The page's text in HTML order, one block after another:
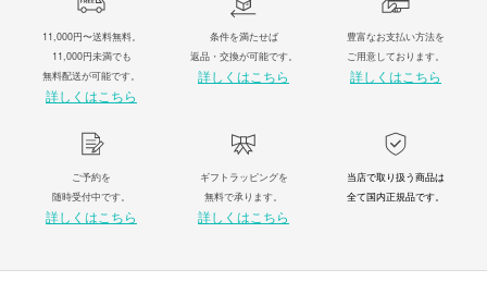
11,000円〜送料無料。
11,000円未満でも
無料配送が可能です。
詳しくはこちら
条件を満たせば
返品・交換が可能です。
詳しくはこちら
豊富なお支払い方法を
ご用意しております。
詳しくはこちら
ご予約を
随時受付中です。
詳しくはこちら
ギフトラッピングを
無料で承ります。
詳しくはこちら
当店で取り扱う商品は
全て国内正規品です。